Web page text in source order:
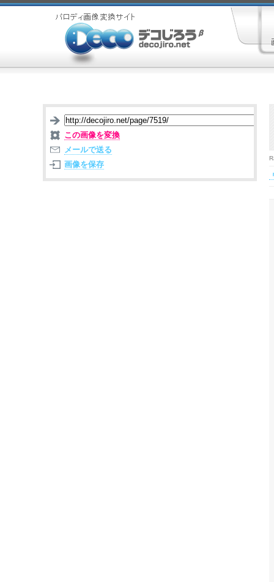
この画像を変換
メールで送る
画像を保存